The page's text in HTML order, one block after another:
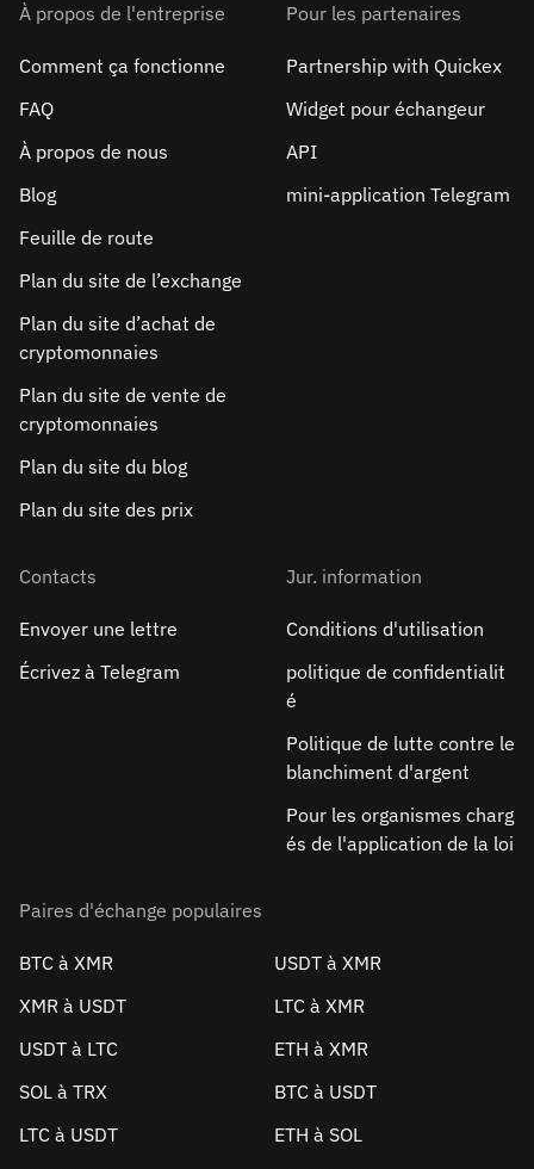
À propos de l'entreprise
Comment ça fonctionne
FAQ
À propos de nous
Blog
Feuille de route
Plan du site de l’exchange
Plan du site d’achat de
cryptomonnaies
Plan du site de vente de
cryptomonnaies
Plan du site du blog
Plan du site des prix
Pour les partenaires
Partnership with Quickex
Widget pour échangeur
API
mini-application Telegram
Contacts
Envoyer une lettre
Écrivez à Telegram
Jur. information
Conditions d'utilisation
politique de confidentialit
é
Politique de lutte contre le
blanchiment d'argent
Pour les organismes charg
és de l'application de la loi
Paires d'échange populaires
BTC à XMR
USDT à XMR
XMR à USDT
LTC à XMR
USDT à LTC
ETH à XMR
SOL à TRX
BTC à USDT
LTC à USDT
ETH à SOL